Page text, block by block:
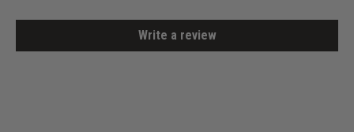
Write a review